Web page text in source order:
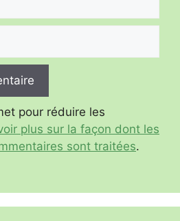
pour réduire les
plus sur la façon dont les
sont traitées.